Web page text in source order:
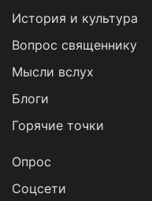
История и культура
Вопрос священнику
Мысли вслух
Блоги
Горячие точки
Опрос
Cоцсети